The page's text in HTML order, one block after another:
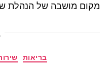
מקום מושבה של הנהלת
בריאות